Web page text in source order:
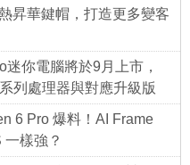
昇華鍵帽，打造更多變客
你電腦將於9月上市，
列處理器與對應升級版
6 Pro 爆料！AI Frame
樣強？